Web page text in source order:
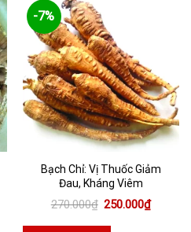
-7%
Bạch Chỉ: Vị Thuốc Giảm
Đau, Kháng Viêm
270.000₫ Giá
là:
250.000₫Giá
hiện